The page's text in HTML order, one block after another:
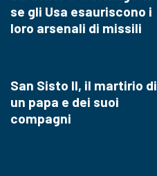
se gli Usa esauriscono i
loro arsenali di missili
San Sisto II, il martirio di
un papa e dei suoi
compagni